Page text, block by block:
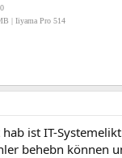
| Iiyama Pro 514
ist IT-
behebn können